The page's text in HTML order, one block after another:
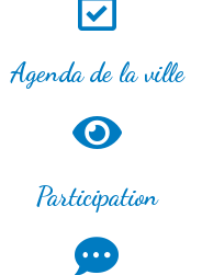
Agenda de la ville
Participation